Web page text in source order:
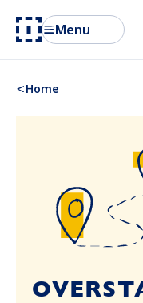
Menu
Home